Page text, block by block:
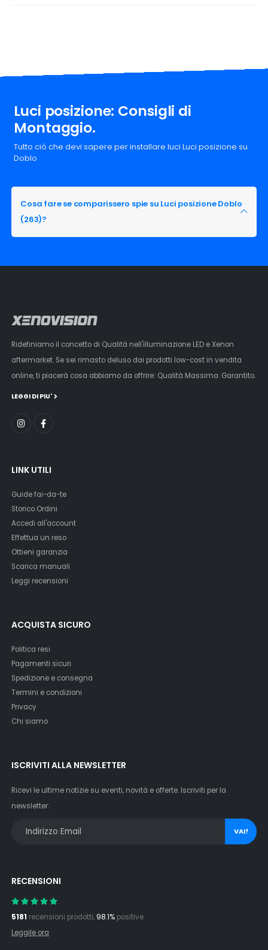
Luci posizione: Consigli di
Montaggio.
Tutto ciò che devi sapere per installare luci Luci posizione su
Doblo
Cosa fare se comparissero spie su Luci posizione Doblo
(263)?
Ridefiniamo il concetto di Qualità nell'illuminazione LED e Xenon
aftermarket. Se sei rimasto deluso dai prodotti low-cost in vendita
online, ti piacerà cosa abbiamo da offrire: Qualità Massima. Garantito.
LEGGI DI PIU'
LINK UTILI
Guide fai-da-te
Storico Ordini
Accedi all'account
Effettua un reso
Ottieni garanzia
Scarica manuali
Leggi recensioni
ACQUISTA SICURO
Politica resi
Pagamenti sicuri
Spedizione e consegna
Termini e condizioni
Privacy
Chi siamo
ISCRIVITI ALLA NEWSLETTER
Ricevi le ultime notizie su eventi, novità e offerte. Iscriviti per la
newsletter:
VAI!
RECENSIONI
5181 recensioni prodotti, 98.1% positive.
Leggile ora